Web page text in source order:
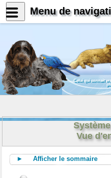
Celui qui connait
Vue
► Afficher le sommaire
Menu de